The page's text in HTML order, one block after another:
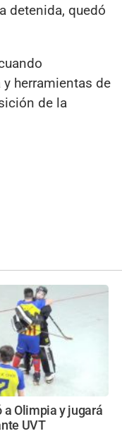
detenida, quedó
herramientas de
de la
Olimpia y jugará
UVT